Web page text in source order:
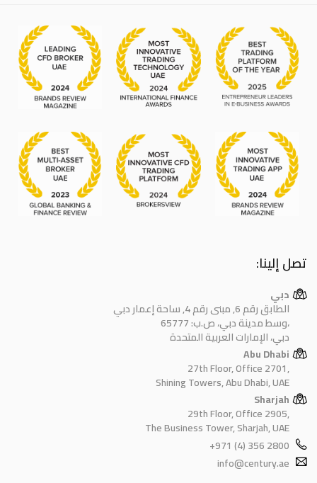
تصل إلينا:
دبي
الطابق رقم 6, مبنى رقم 4, ساحة إعمار دبي
وسط مدينة دبي، ص.ب: 65777،
دبي، الإمارات العربية المتحدة
Abu Dhabi
27th Floor, Office 2701,
Shining Towers, Abu Dhabi, UAE
Sharjah
29th Floor, Office 2905,
The Business Tower, Sharjah, UAE
+971 (4) 356 2800
info@century.ae